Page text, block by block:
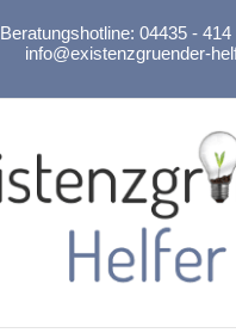
Beratungshotline: 04435 - 414
info@existenzgruender-